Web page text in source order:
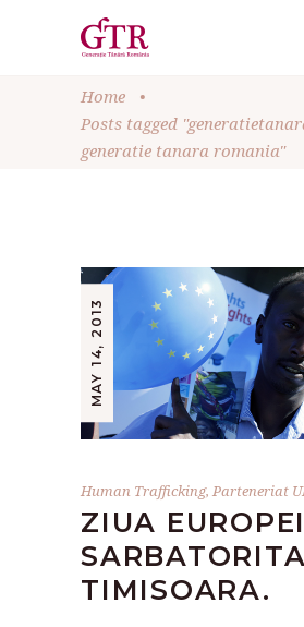
Home
•
Posts tagged
generatie tanara romania"
MAY 14, 2013
Human Trafficking, Parteneriat
ZIUA EUROPEI
TIMISOARA.